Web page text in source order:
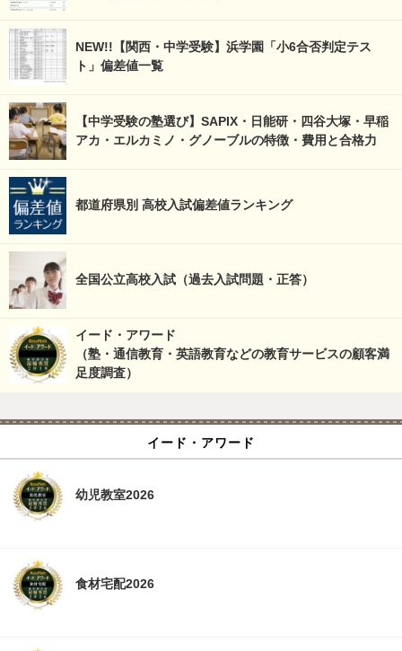
NEW!!【関西・中学受験】浜学園「小6合否判定テス
ト」偏差値一覧
【中学受験の塾選び】SAPIX・日能研・四谷大塚・早稲
アカ・エルカミノ・グノーブルの特徴・費用と合格力
都道府県別 高校入試偏差値ランキング
全国公立高校入試（過去入試問題・正答）
イード・アワード
（塾・通信教育・英語教育などの教育サービスの顧客満
足度調査）
イード・アワード
幼児教室2026
食材宅配2026